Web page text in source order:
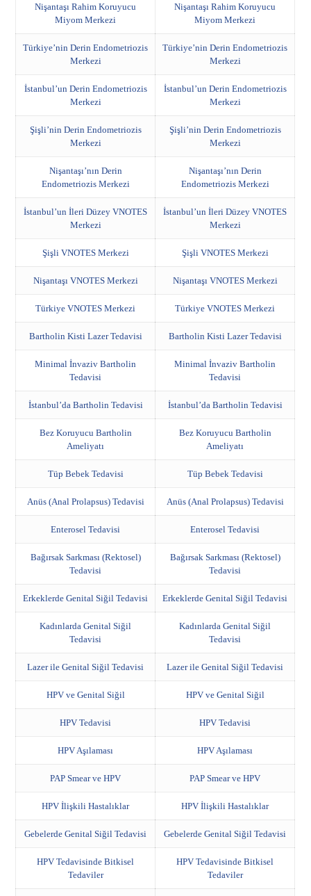
Nişantaşı Rahim Koruyucu
Miyom Merkezi
Nişantaşı Rahim Koruyucu
Miyom Merkezi
Türkiye’nin Derin Endometriozis
Merkezi
Türkiye’nin Derin Endometriozis
Merkezi
İstanbul’un Derin Endometriozis
Merkezi
İstanbul’un Derin Endometriozis
Merkezi
Şişli’nin Derin Endometriozis
Merkezi
Şişli’nin Derin Endometriozis
Merkezi
Nişantaşı’nın Derin
Endometriozis Merkezi
Nişantaşı’nın Derin
Endometriozis Merkezi
İstanbul’un İleri Düzey VNOTES
Merkezi
İstanbul’un İleri Düzey VNOTES
Merkezi
Şişli VNOTES Merkezi Şişli VNOTES Merkezi
Nişantaşı VNOTES Merkezi Nişantaşı VNOTES Merkezi
Türkiye VNOTES Merkezi Türkiye VNOTES Merkezi
Bartholin Kisti Lazer Tedavisi Bartholin Kisti Lazer Tedavisi
Minimal İnvaziv Bartholin
Tedavisi
Minimal İnvaziv Bartholin
Tedavisi
İstanbul’da Bartholin Tedavisi İstanbul’da Bartholin Tedavisi
Bez Koruyucu Bartholin
Ameliyatı
Bez Koruyucu Bartholin
Ameliyatı
Tüp Bebek Tedavisi Tüp Bebek Tedavisi
Anüs (Anal Prolapsus) Tedavisi Anüs (Anal Prolapsus) Tedavisi
Enterosel Tedavisi Enterosel Tedavisi
Bağırsak Sarkması (Rektosel)
Tedavisi
Bağırsak Sarkması (Rektosel)
Tedavisi
Erkeklerde Genital Siğil Tedavisi Erkeklerde Genital Siğil Tedavisi
Kadınlarda Genital Siğil
Tedavisi
Kadınlarda Genital Siğil
Tedavisi
Lazer ile Genital Siğil Tedavisi Lazer ile Genital Siğil Tedavisi
HPV ve Genital Siğil HPV ve Genital Siğil
HPV Tedavisi HPV Tedavisi
HPV Aşılaması HPV Aşılaması
PAP Smear ve HPV PAP Smear ve HPV
HPV İlişkili Hastalıklar HPV İlişkili Hastalıklar
Gebelerde Genital Siğil Tedavisi Gebelerde Genital Siğil Tedavisi
HPV Tedavisinde Bitkisel
Tedaviler
HPV Tedavisinde Bitkisel
Tedaviler